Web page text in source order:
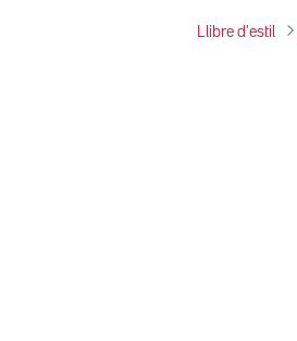
Llibre d'estil